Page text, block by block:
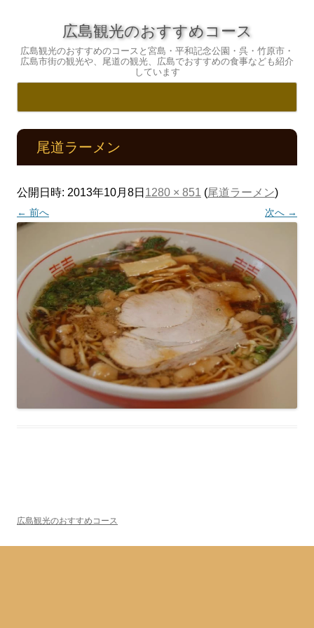
広島観光のおすすめコース
広島観光のおすすめのコースと宮島・平和記念公園・呉・竹原市・
広島市街の観光や、尾道の観光、広島でおすすめの食事なども紹介
しています
ン
へ
キ
ッ
尾道ラーメン
公開日時: 2013年10月8日 1280 × 851 (尾道ラーメン)
← 前へ 次へ →
広島観光のおすすめコース